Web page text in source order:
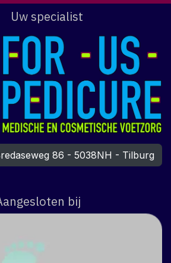
specialist
86 - 5038NH - Tilburg
bij